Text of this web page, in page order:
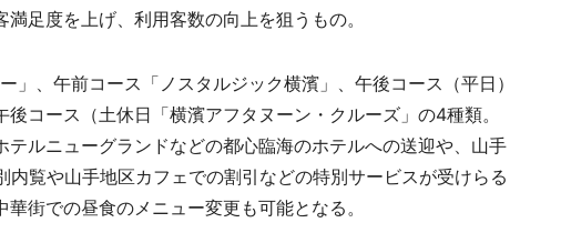
足度を上げ、利用客数の向上を狙うもの。
、午前コース「ノスタルジック横濱」、午後コース（平日）
後コース（土休日「横濱アフタヌーン・クルーズ」の4種類。
ルニューグランドなどの都心臨海のホテルへの送迎や、山手
内覧や山手地区カフェでの割引などの特別サービスが受けらる
街での昼食のメニュー変更も可能となる。